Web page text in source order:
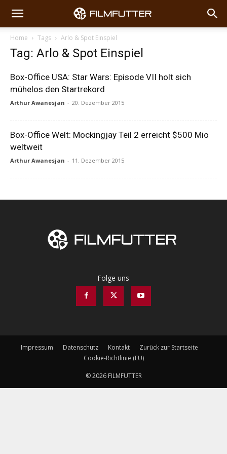
Home Tags Arlo & Spot Einspiel
Tag: Arlo & Spot Einspiel
Box-Office USA: Star Wars: Episode VII holt sich
mühelos den Startrekord
Arthur Awanesjan - 20. Dezember 2015
Box-Office Welt: Mockingjay Teil 2 erreicht $500 Mio
weltweit
Arthur Awanesjan - 11. Dezember 2015
Folge uns
Impressum Datenschutz Kontakt
Zurück zur Startseite
Cookie-Richtlinie (EU)
© 2026 FILMFUTTER